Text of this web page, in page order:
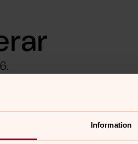
Information
att fira detta jubileum med
verksamheten och barnen, men
församlingsbor att titta förbi!